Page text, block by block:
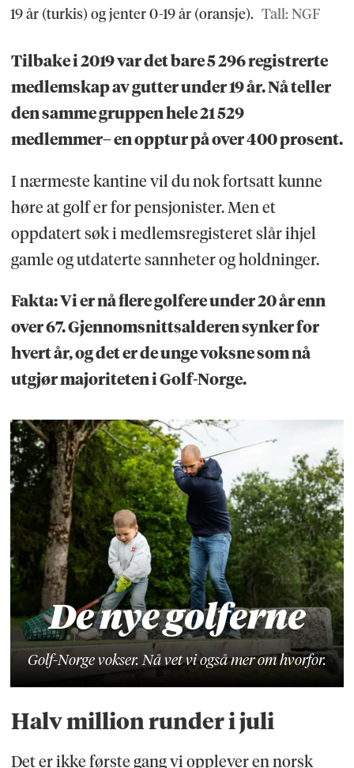
19 år (turkis) og jenter 0-19 år (oransje). Tall: NGF
Tilbake i 2019 var det bare 5 296 registrerte
medlemskap av gutter under 19 år. Nå teller
den samme gruppen hele 21 529
medlemmer– en opptur på over 400 prosent.
I nærmeste kantine vil du nok fortsatt kunne
høre at golf er for pensjonister. Men et
oppdatert søk i medlemsregisteret slår ihjel
gamle og utdaterte sannheter og holdninger.
Fakta: Vi er nå flere golfere under 20 år enn
over 67. Gjennomsnittsalderen synker for
hvert år, og det er de unge voksne som nå
utgjør majoriteten i Golf-Norge.
De nye golferne
Golf-Norge vokser. Nå vet vi også mer om hvorfor.
Halv million runder i juli
Det er ikke første gang vi opplever en norsk